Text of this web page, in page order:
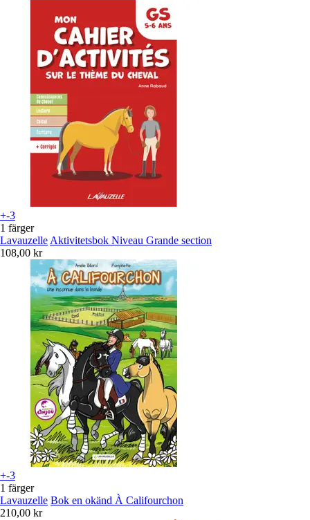
+-3
1 färger
Lavauzelle Aktivitetsbok Niveau Grande section
108,00 kr
+-3
1 färger
Lavauzelle Bok en okänd À Califourchon
210,00 kr